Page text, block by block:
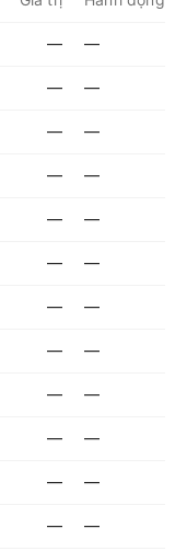
— —
— —
— —
— —
— —
— —
— —
— —
— —
— —
— —
— —